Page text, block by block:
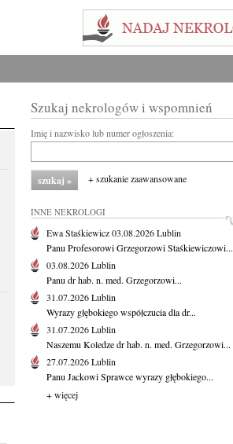
Szukaj nekrologów i wspomnień
Imię i nazwisko lub numer ogłoszenia:
+ szukanie zaawansowane
INNE NEKROLOGI
Ewa Staśkiewicz03.08.2026Lublin
Panu Profesorowi Grzegorzowi Staśkiewiczowi...
03.08.2026Lublin
Panu dr hab. n. med. Grzegorzowi...
31.07.2026Lublin
Wyrazy głębokiego współczucia dla dr...
31.07.2026Lublin
Naszemu Koledze dr hab. n. med. Grzegorzowi...
27.07.2026Lublin
Panu Jackowi Sprawce wyrazy głębokiego...
+ więcej